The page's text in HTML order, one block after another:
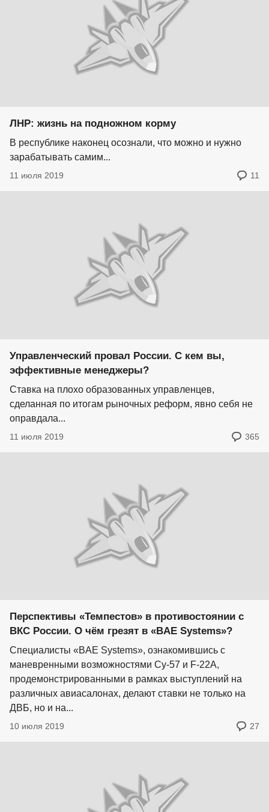
ЛНР: жизнь на подножном корму
В республике наконец осознали, что можно и нужно
зарабатывать самим...
11 июля 2019 11
Управленческий провал России. С кем вы,
эффективные менеджеры?
Ставка на плохо образованных управленцев,
сделанная по итогам рыночных реформ, явно себя не
оправдала...
11 июля 2019 365
Перспективы «Темпестов» в противостоянии с
ВКС России. О чём грезят в «BAE Systems»?
Специалисты «BAE Systems», ознакомившись с
маневренными возможностями Су-57 и F-22A,
продемонстрированными в рамках выступлений на
различных авиасалонах, делают ставки не только на
ДВБ, но и на...
10 июля 2019 27